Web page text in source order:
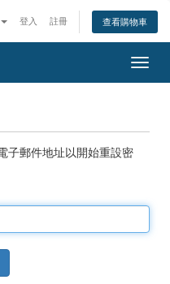
登入 註冊 查看購物車
切
換
子郵件地址以開始重設密